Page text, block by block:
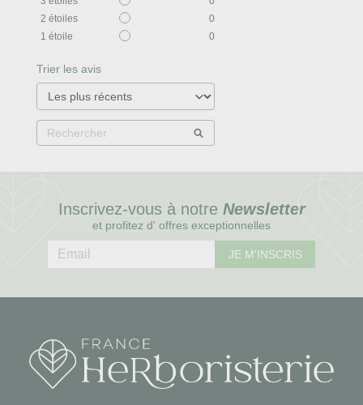
2 étoiles
0
1 étoile 0
Trier les avis
Inscrivez-vous à notre Newsletter
et profitez d' offres exceptionnelles
JE M'INSCRIS